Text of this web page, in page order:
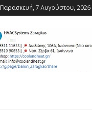
Παρασκευή, 7 Αυγούστου, 2026